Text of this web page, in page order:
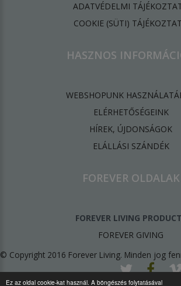
Ez az oldal cookie-kat használ. A böngészés folytatásával
ADATVÉDELMI
​COOKIE (SÜTI)
HASZNOS
WEBSHOPUNK
ELÉRHETŐSÉGEINK
HÍREK, ÚJDONSÁGOK
ELÁLLÁSI SZÁNDÉK
FOREVER OLDALAK
FOREVER LIVING
FOREVER GIVING
© Copyright 2016 Forever Living. Minden jog